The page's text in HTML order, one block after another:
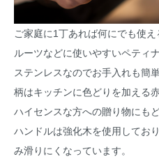
ご家庭に1丁あれば何にでも使
ルーツなどに使いやすいペティ
ステンレスなのでお手入れも簡
柄はキッチンに色どりを加える
ハイセンスな方への贈り物にもど
ハンドルは強化木を使用してお
み滑りにくなっています。